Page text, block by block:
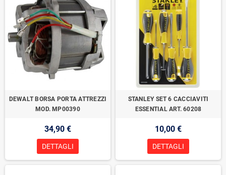
DEWALT BORSA PORTA ATTREZZI
MOD. MP00390
34,90 €
DETTAGLI
STANLEY SET 6 CACCIAVITI
ESSENTIAL ART. 60208
10,00 €
DETTAGLI